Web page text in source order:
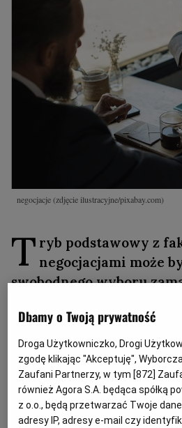
negocjacje(zdjęcie ilustracyjne/pixabay.com)
T ryb podstawowy z
negocjacjami może
swobodnego wyboru
określa żadnych, poza
szacunkowej
równiej lub wyższej
kwoty poniżej progów
przesłanek
analizowanego trybu
Dbamy o Twoją prywatność
Droga Użytkowniczko, Drogi
zgodę klikając "Akceptuję",
Zaufani Partnerzy, w tym [872]
również Agora S.A. będąca spółką
z o.o., będą przetwarzać Twoje
adresy IP, adresy e-mail czy